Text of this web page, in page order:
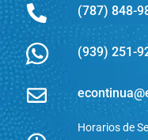
(787) 848-
(939) 251-
Horarios de